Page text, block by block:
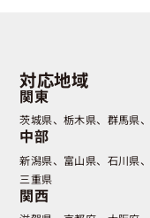
対応地域
関東
茨城県 栃木県 群馬県
中部
新潟県 富山県 石川県
三重県
関西